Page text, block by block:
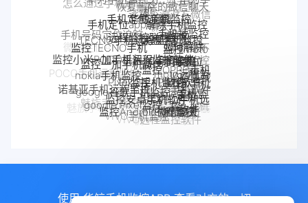
手机号码定位追踪
手机定位app
手机定位追踪
华鲸手机监控
解除手机监控
监听
手机被监控
如何解除
手机是不
是被监控
了
手机被别人
监控了怎么
解除
小米POCO远程控制
POCO手机远程监控
监控小米POCO手机
监控TECNO手机
TECNO手机远程监控
远程监控联想手机
联想手机监控
监控moto
手机
摩托罗拉
moto远程监
控
监控真我
手机软件
真我手机远程
监控别人手机
realme手机
监控
怎么远程监控中兴
中兴myos手机监控
魅族手机怎么远程监控另一台手
机
魅族手机监控
诺基亚手机远程监控
nokia手机监控
监控一加手机微信
一加手机远程监控软件
一加手机监控
监控OPPO手机
软件
OPPO手机
定位
OPPO手机远
程监控
手机窃听
VIVO远程监控软件
VIVO手机监控
google Pixel监控
google谷歌手机监控
Pixel监控APP
Pixel手机监控软件
google手机监
控
Android软件
监控Android微信聊天
监控安卓手机软件
使用 华鲸手机监控APP 查看对方的一切